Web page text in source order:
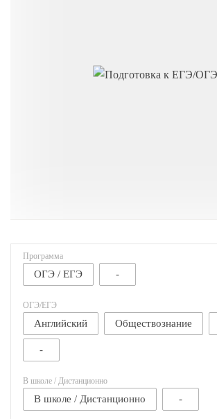
Программа
ОГЭ / ЕГЭ -
ОГЭ/ЕГЭ
Английский Обществознание
-
В школе / Дистанционно
В школе / Дистанционно -